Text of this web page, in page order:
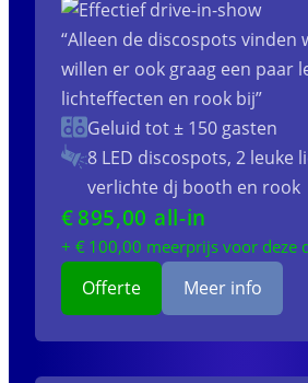
“Alleen de discospots vinden
willen er ook graag een paar
lichteffecten en rook bij”
Geluid tot ± 150 gasten
8 LED discospots, 2 leuke
verlichte dj booth en rook
€895,00 all-in
+ € 100,00 meerprijs voor deze
Offerte Meer info